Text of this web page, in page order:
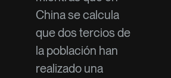
China se calcula
que dos tercios de
la población han
realizado una